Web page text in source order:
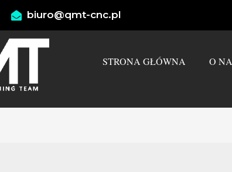
biuro@qmt-cnc.pl
STRONA GŁÓWNA O